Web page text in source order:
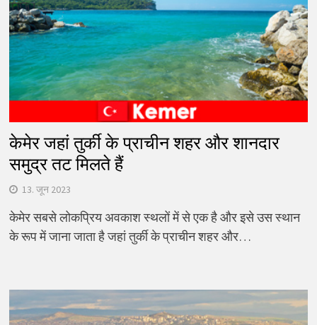
केमेर जहां तुर्की के प्राचीन शहर और शानदार
समुद्र तट मिलते हैं
13. जून 2023
केमेर सबसे लोकप्रिय अवकाश स्थलों में से एक है और इसे उस स्थान
के रूप में जाना जाता है जहां तुर्की के प्राचीन शहर और…